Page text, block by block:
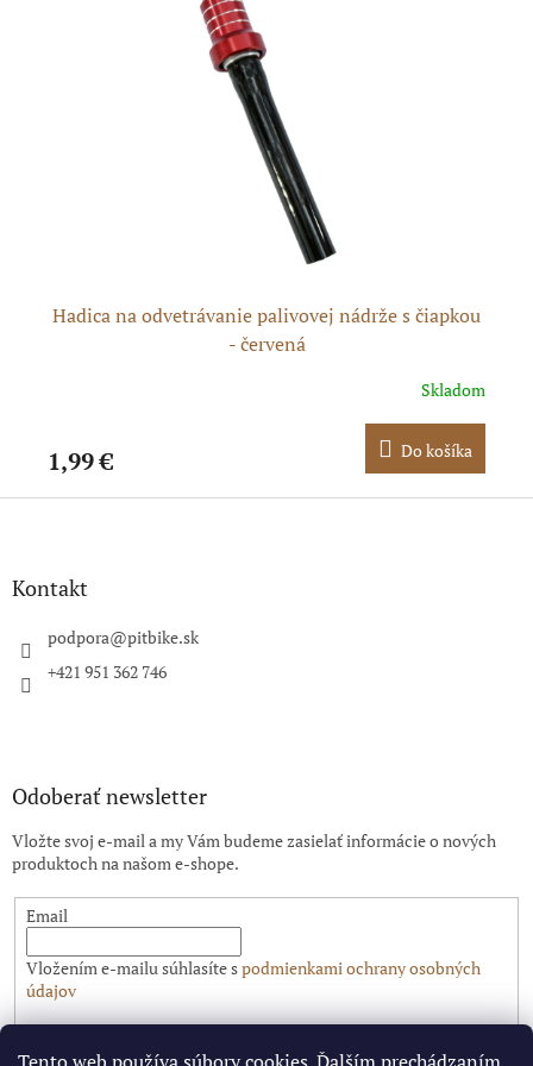
Hadica na odvetrávanie palivovej nádrže s čiapkou
- červená
Skladom
1,99 € Do košíka
Z
Kontakt
podpora@pitbike.sk
+421 951 362 746
Odoberať newsletter
Vložte svoj e-mail a my Vám budeme zasielať informácie o nových
produktoch na našom e-shope.
Email
Vložením e-mailu súhlasíte spodmienkami ochrany osobných
údajov